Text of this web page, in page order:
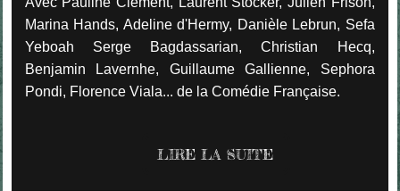
Marina Hands, Adeline d'Hermy, Danièle Lebrun, Sefa
Yeboah Serge Bagdassarian, Christian Hecq,
Benjamin Lavernhe, Guillaume Gallienne, Sephora
Pondi, Florence Viala... de la Comédie Française.
LIRE LA SUITE